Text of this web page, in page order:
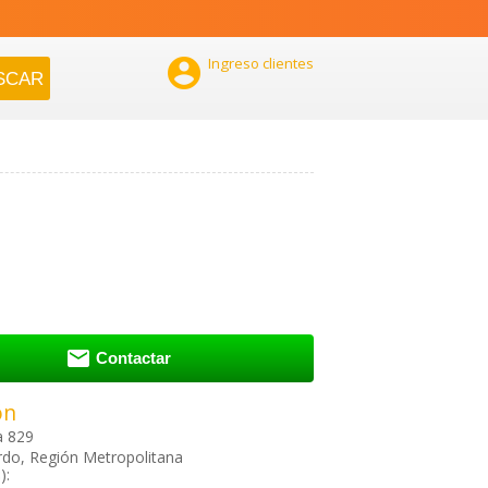
 Ingreso clientes
 Contactar
829
Región Metropolitana